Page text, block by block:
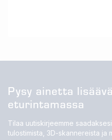
Pysy ainetta
eturintamassa
Tilaa uutiskirjeemme
tulostimista, 3D-skannereista ja